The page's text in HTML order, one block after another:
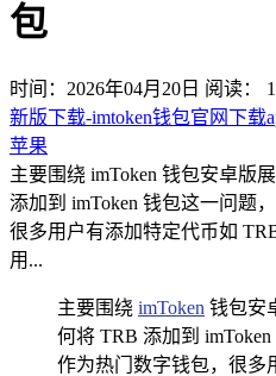
包
时间：2026年04月20日 阅读：
新版下载-imtoken钱包官网下载
苹果
主要围绕 imToken 钱包安卓版
添加到 imToken 钱包这一问题
很多用户有添加特定代币如
用...
主要围绕 imToken 钱包安
何将 TRB 添加到
作为热门数字钱包，很多